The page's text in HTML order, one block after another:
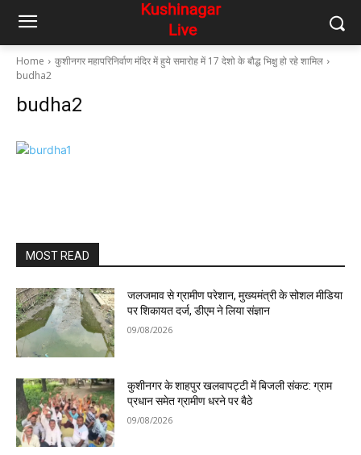
Home
कुशीनगर महापरिनिर्वाण मंदिर में हुये समारोह में 17 देशो के बौद्ध भिक्षु हो रहे शामिल
budha2
budha2
MOST READ
जलजमाव से ग्रामीण परेशान, मुख्यमंत्री के सोशल मीडिया
पर शिकायत दर्ज, डीएम ने लिया संज्ञान
09/08/2026
कुशीनगर के शाहपुर खलवापट्टी में बिजली संकट: ग्राम
प्रधान समेत ग्रामीण धरने पर बैठे
09/08/2026